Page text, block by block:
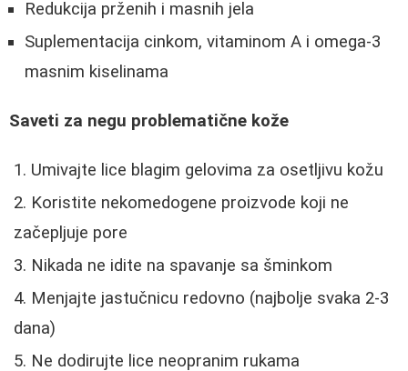
Redukcija prženih i masnih jela
Suplementacija cinkom, vitaminom A i omega-3
masnim kiselinama
Saveti za negu problematične kože
Umivajte lice blagim gelovima za osetljivu kožu
Koristite nekomedogene proizvode koji ne
začepljuje pore
Nikada ne idite na spavanje sa šminkom
Menjajte jastučnicu redovno (najbolje svaka 2-3
dana)
Ne dodirujte lice neopranim rukama